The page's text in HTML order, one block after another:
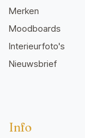
Merken
Moodboards
Interieurfoto's
Nieuwsbrief
Info